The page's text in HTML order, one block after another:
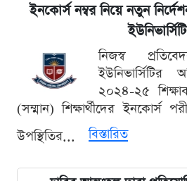
ইনকোর্স নম্বর নিয়ে নতুন
ইউনিভার্সিটি
নিজস্ব
২০২৪-২৫
(সম্মান) শিক্ষার্থীদের ইনকোর্স
উপস্থিতির...
বিস্তারিত